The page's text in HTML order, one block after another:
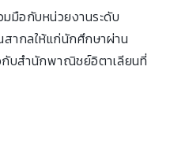
มือกับหน่วยงานระดับ
สากลให้แก่นักศึกษาผ่าน
บสำนักพาณิชย์อิตาเลียนที่